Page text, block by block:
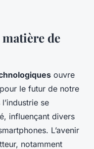
de
ouvre
le futur de notre
se
influençant divers
L’avenir
notamment